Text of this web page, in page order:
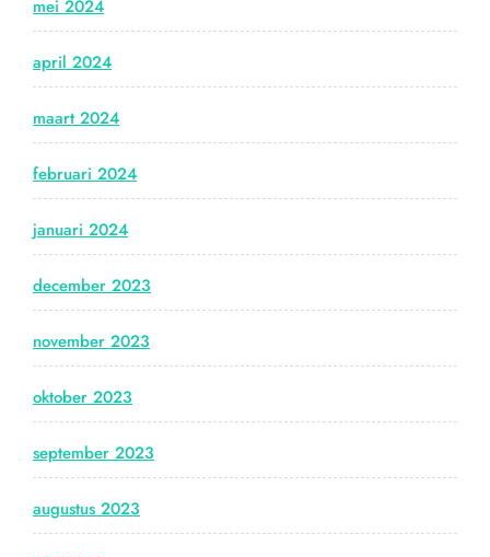
mei 2024
april 2024
maart 2024
februari 2024
januari 2024
december 2023
november 2023
oktober 2023
september 2023
augustus 2023